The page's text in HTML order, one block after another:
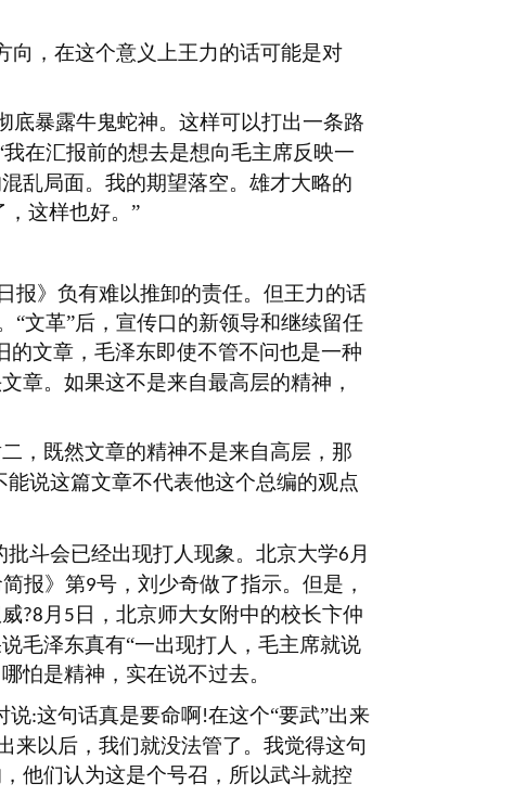
向，在这个意义上王力的话可能是对
底暴露牛鬼蛇神。这样可以打出一条路
我在汇报前的想去是想向毛主席反映一
乱局面。我的期望落空。雄才大略的
这样也好。”
报》负有难以推卸的责任。但王力的话
“文革”后，宣传口的新领导和继续留任
的文章，毛泽东即使不管不问也是一种
章。如果这不是来自最高层的精神，
，既然文章的精神不是来自高层，那
说这篇文章不代表他这个总编的观点
批斗会已经出现打人现象。北京大学6 月
报》第9号，刘少奇做了指示。但是，
?8 月 5 日，北京师大女附中的校长卞仲
毛泽东真有“一出现打人，毛主席就说
怕是精神，实在说不过去。
说:这句话真是要命啊!在这个“要武”出来
来以后，我们就没法管了。我觉得这句
他们认为这是个号召，所以武斗就控